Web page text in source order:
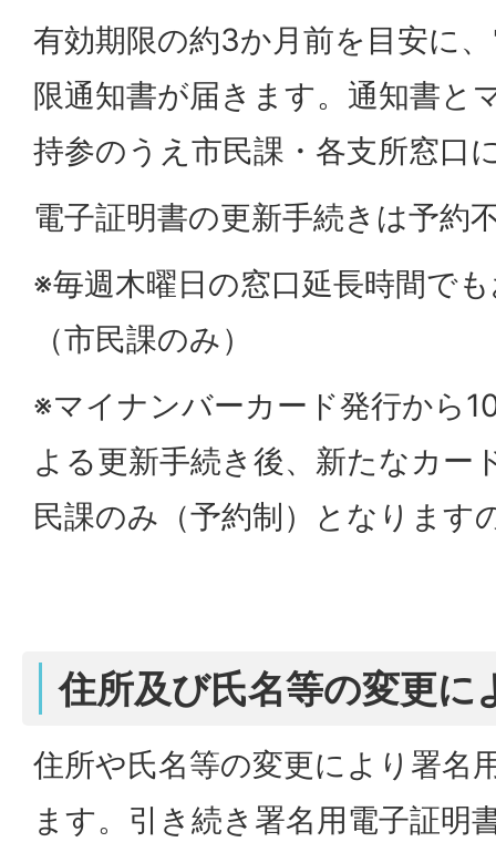
有効期限の約3か月前を目安に
限通知書が届きます。通知書と
持参のうえ市民課・各支所窓口
電子証明書の更新手続きは予約
※毎週木曜日の窓口延長時間で
（市民課のみ）
※マイナンバーカード発行から
よる更新手続き後、新たなカー
民課のみ（予約制）となります
住所及び氏名等の変更に
住所や氏名等の変更により署名
ます。引き続き署名用電子証明